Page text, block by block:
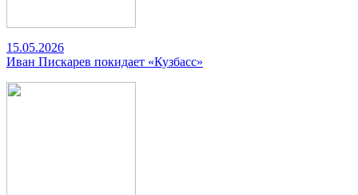
15.05.2026
Иван Пискарев покидает «Кузбасс»